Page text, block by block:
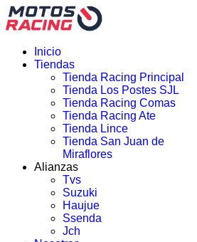
Inicio
Tiendas
Tienda Racing Principal
Tienda Los Postes SJL
Tienda Racing Comas
Tienda Racing Ate
Tienda Lince
Tienda San Juan de
Miraflores
Alianzas
Tvs
Suzuki
Haujue
Ssenda
Jch